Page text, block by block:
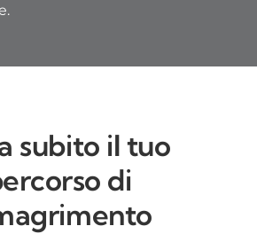
subito il tuo
di